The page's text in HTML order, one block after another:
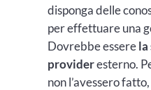
disponga delle
per effettuare una
Dovrebbe essere
provideresterno.
non l’avessero